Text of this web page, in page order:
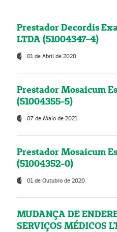
Prestador Decordis
LTDA (51004347-4)
01 de Abril de 2020
Prestador Mosaicum
(51004355-5)
07 de Maio de 2021
Prestador Mosaicum
(51004352-0)
01 de Outubro de 2020
MUDANÇA DE
SERVIÇOS MÉDICOS